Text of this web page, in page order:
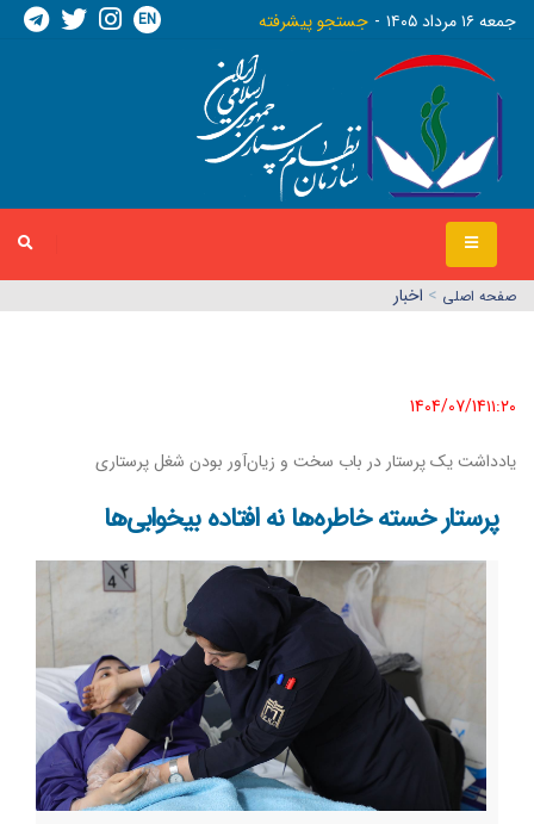
جمعه ١٦ مرداد ١٤٠٥ جستجو پیشرفته EN
صفحه اصلي > اخبار
1404/07/14١١:٢٠
یادداشت یک پرستار در باب سخت و زیان‌آور بودن شغل پرستاری
پرستار خسته خاطره‌ها نه افتاده بیخوابی‌ها